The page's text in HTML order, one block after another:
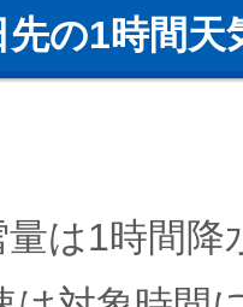
先の1時間天
は1時間降